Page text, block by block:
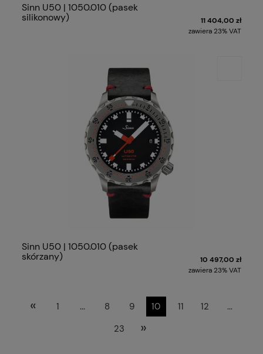
Sinn U50 | 1050.010 (pasek
silikonowy)
11 404,00 zł
zawiera 23% VAT
Sinn U50 | 1050.010 (pasek
skórzany)
10 497,00 zł
zawiera 23% VAT
« 1 ... 8 9 10 11 12
...
23
»